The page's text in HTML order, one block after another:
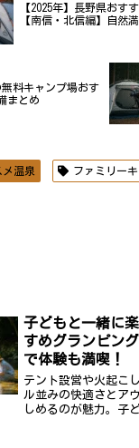
【2025年】長野県おす
【南信・北信編】自然
無料キャンプ場おす
まとめ
温泉 ファミリー
子どもと一緒に
すめグランピン
で体験も満喫！
テント設営や火起こ
ル並みの快適さとア
しめるのが魅力。子